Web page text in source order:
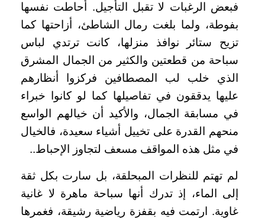
فبعض الرغبات لا تقبل التأجيل. أحاطت نفسها
بفوطة، ولما بلغت رمال الشاطئ، أزاحتها كما
تزيح ستائر نوافذ منزلها، كانت ترتدي لباس
سباحة من قطعتين والكثير من الجمال المشرق
الذي خلب لب المصطافين فركزوا أنظارهم
عليها يدققون في تفاصيلها كما لو كانوا خبراء
في مسابقة الجمال، والأكيد أن خيالهم الواسع
منحهم القدرة على تخييل أشياء سعيدة، فالخيال
في مثل هذه المواقف مسعف لتجاوز الإحباط..
لم تهتم للنظرات المبحلقة، بل سارت بكل ثقة
إلى الماء، إذ تدرك أنها سباحة ماهرة لا غانية
غاوية. ارتمت فيه بقفزة رياضية رشيقة، فغمرها